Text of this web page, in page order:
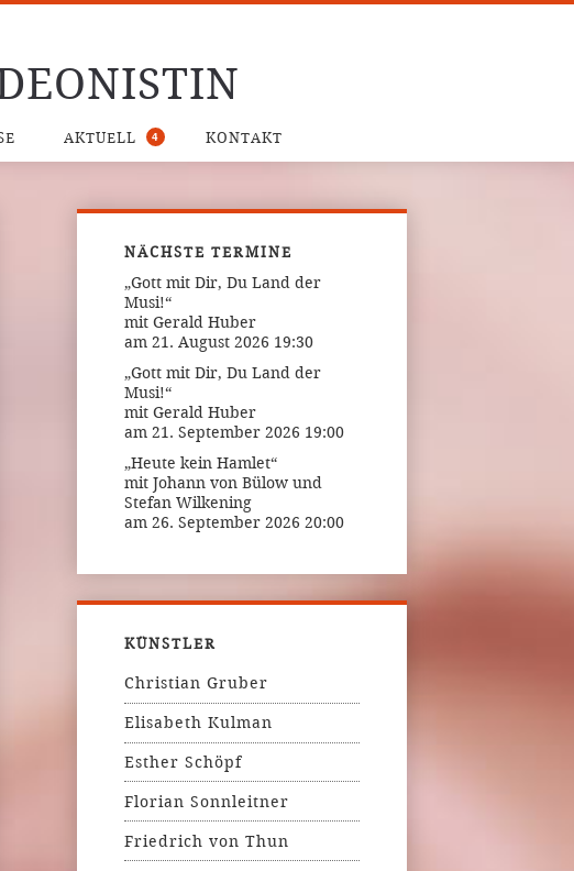
AKTUELL 4 KONTAKT
NÄCHSTE TERMINE
„Gott mit Dir, Du Land der
Musi!“
mit Gerald Huber
am 21. August 2026 19:30
„Gott mit Dir, Du Land der
Musi!“
mit Gerald Huber
am 21. September 2026 19:00
„Heute kein Hamlet“
mit Johann von Bülow und
Stefan Wilkening
am 26. September 2026 20:00
KÜNSTLER
Christian Gruber
Elisabeth Kulman
Esther Schöpf
Florian Sonnleitner
Friedrich von Thun